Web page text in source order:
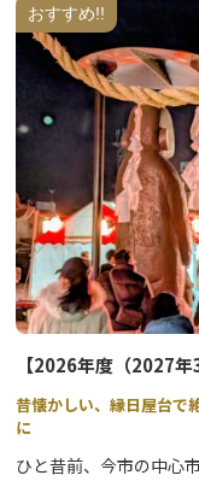
用いられています。
本来5月期に咲く牡丹
花の祭典を開催します
大輪の牡丹の端正な佇
で、趣ある和の雰囲気
おすすめ!!
【2026年度（2027
昔懐かしい、縁日屋台で
に
ひと昔前、今市の中心